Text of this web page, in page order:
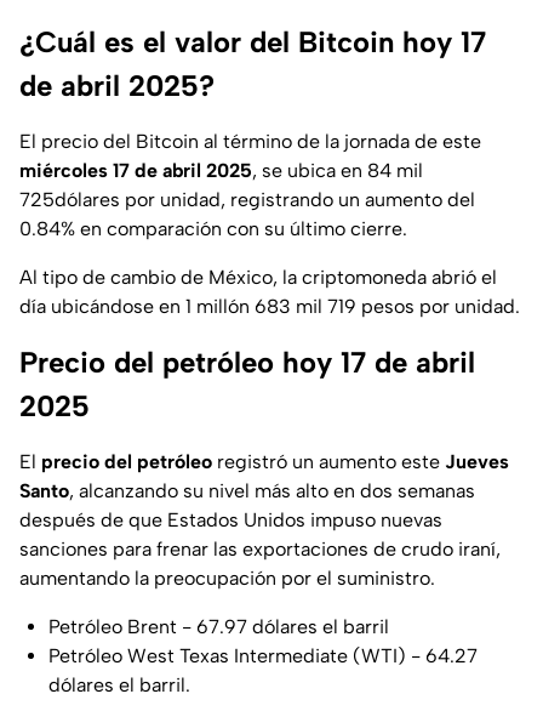
¿Cuál es el valor del Bitcoin hoy 17
de abril 2025?
El precio del Bitcoin al término de la jornada de este
miércoles 17 de abril 2025, se ubica en 84 mil
725dólares por unidad, registrando un aumento del
0.84% en comparación con su último cierre.
Al tipo de cambio de México, la criptomoneda abrió el
día ubicándose en 1 millón 683 mil 719 pesos por unidad.
Precio del petróleo hoy 17 de abril
2025
El precio del petróleo registró un aumento este Jueves
Santo, alcanzando su nivel más alto en dos semanas
después de que Estados Unidos impuso nuevas
sanciones para frenar las exportaciones de crudo iraní,
aumentando la preocupación por el suministro.
Petróleo Brent - 67.97 dólares el barril
Petróleo West Texas Intermediate (WTI) - 64.27
dólares el barril.